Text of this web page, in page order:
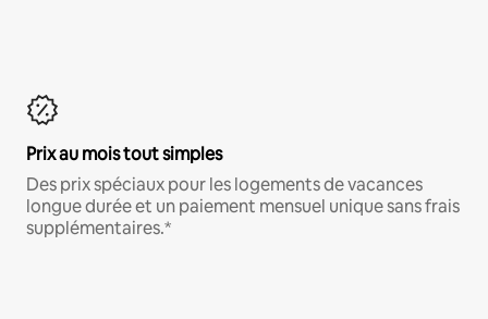
Prix au mois tout simples
Des prix spéciaux pour les logements de vacances
longue durée et un paiement mensuel unique sans frais
supplémentaires.*